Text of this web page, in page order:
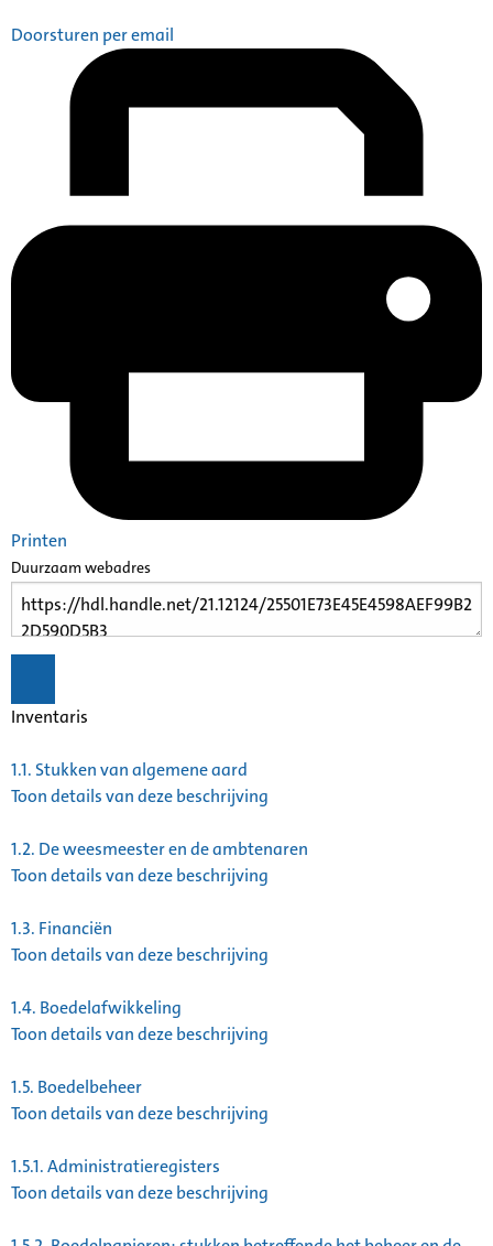
Doorsturen per email
Printen
Duurzaam webadres
Inventaris
1.1. Stukken van algemene aard
Toon details van deze beschrijving
1.2. De weesmeester en de ambtenaren
Toon details van deze beschrijving
1.3. Financiën
Toon details van deze beschrijving
1.4. Boedelafwikkeling
Toon details van deze beschrijving
1.5. Boedelbeheer
Toon details van deze beschrijving
1.5.1.Administratieregisters
Toon details van deze beschrijving